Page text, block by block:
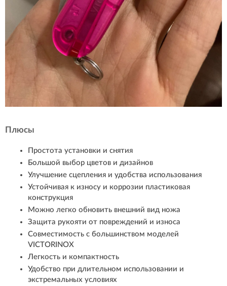
Плюсы
Простота установки и снятия
Большой выбор цветов и дизайнов
Улучшение сцепления и удобства использования
Устойчивая к износу и коррозии пластиковая
конструкция
Можно легко обновить внешний вид ножа
Защита рукояти от повреждений и износа
Совместимость с большинством моделей
VICTORINOX
Легкость и компактность
Удобство при длительном использовании и
экстремальных условиях